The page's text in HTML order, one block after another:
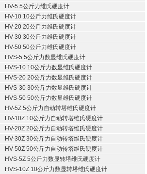
HV-5 5公斤力维氏硬度计
HV-10 10公斤力维氏硬度计
HV-20 20公斤力维氏硬度计
HV-30 30公斤力维氏硬度计
HV-50 50公斤力维氏硬度计
HVS-5 5公斤力数显维氏硬度计
HVS-10 10公斤力数显维氏硬度计
HVS-20 20公斤力数显维氏硬度计
HVS-30 30公斤力数显维氏硬度计
HVS-50 50公斤力数显维氏硬度计
HV-5Z 5公斤力自动转塔维氏硬度计
HV-10Z 10公斤力自动转塔维氏硬度计
HV-20Z 20公斤力自动转塔维氏硬度计
HV-30Z 30公斤力自动转塔维氏硬度计
HV-50Z 50公斤力自动转塔维氏硬度计
HVS-5Z 5公斤力数显转塔维氏硬度计
HVS-10Z 10公斤力数显转塔维氏硬度计